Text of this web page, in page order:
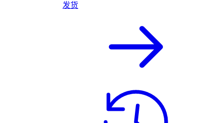
发货